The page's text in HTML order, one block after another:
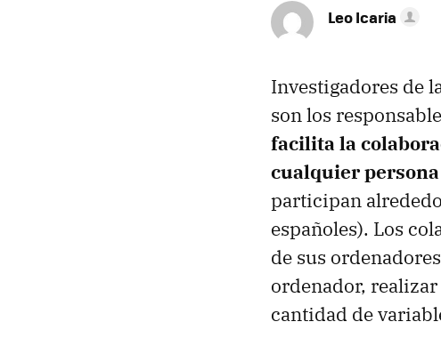
Leo Icaria
Investigadores de
son los
facilita la
cualquier
participan
españoles). Los
de sus
ordenador,
cantidad de